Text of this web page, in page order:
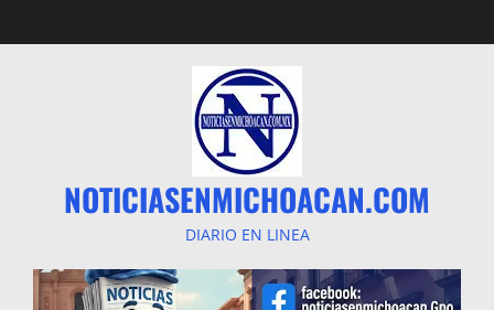
al
NOTICIASENMICHOACAN.COM
DIARIO EN LINEA